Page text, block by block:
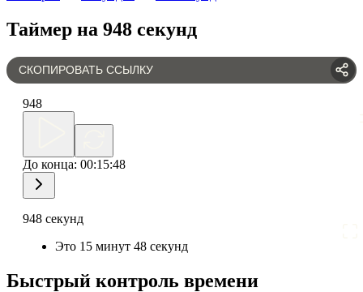
Таймер на 948 секунд
СКОПИРОВАТЬ ССЫЛКУ
948
До конца: 00:15:48
948 секунд
Это 15 минут 48 секунд
Быстрый контроль времени